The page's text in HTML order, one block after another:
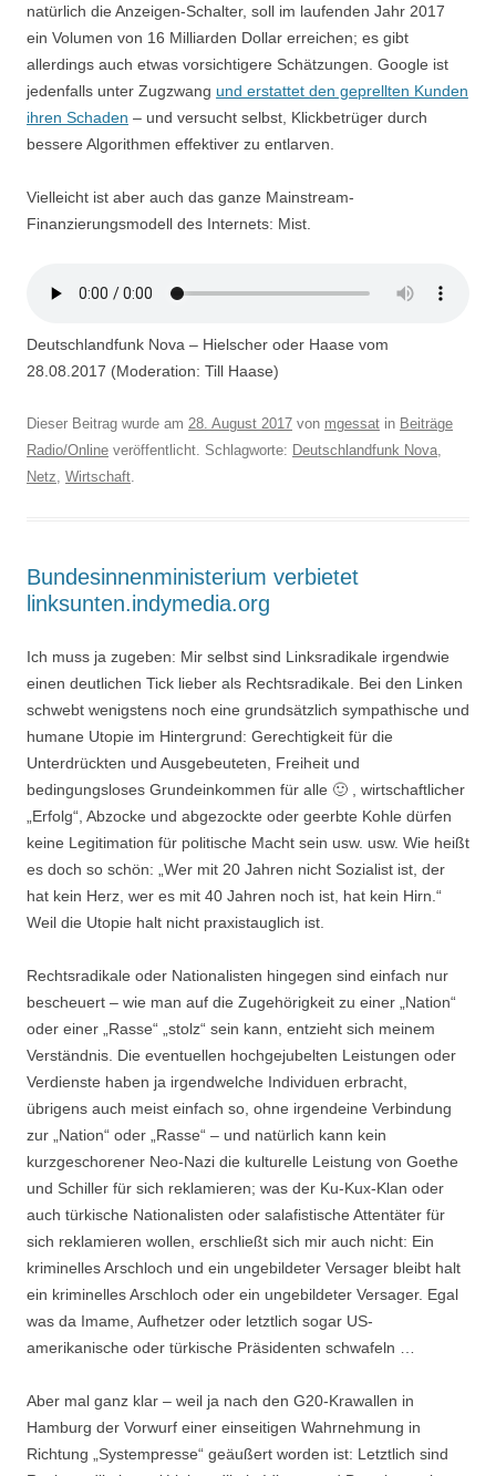
natürlich die Anzeigen-Schalter, soll im laufenden Jahr 2017
ein Volumen von 16 Milliarden Dollar erreichen; es gibt
allerdings auch etwas vorsichtigere Schätzungen. Google ist
jedenfalls unter Zugzwang und erstattet den geprellten Kunden
ihren Schaden – und versucht selbst, Klickbetrüger durch
bessere Algorithmen effektiver zu entlarven.
Vielleicht ist aber auch das ganze Mainstream-
Finanzierungsmodell des Internets: Mist.
Deutschlandfunk Nova – Hielscher oder Haase vom
28.08.2017 (Moderation: Till Haase)
Dieser Beitrag wurde am 28. August 2017 von mgessat in Beiträge
Radio/Online veröffentlicht. Schlagworte: Deutschlandfunk Nova
Netz Wirtschaft
Bundesinnenministerium verbietet
linksunten.indymedia.org
Ich muss ja zugeben: Mir selbst sind Linksradikale irgendwie
einen deutlichen Tick lieber als Rechtsradikale. Bei den Linken
schwebt wenigstens noch eine grundsätzlich sympathische und
humane Utopie im Hintergrund: Gerechtigkeit für die
Unterdrückten und Ausgebeuteten, Freiheit und
bedingungsloses Grundeinkommen für alle 🙂 , wirtschaftlicher
„Erfolg“, Abzocke und abgezockte oder geerbte Kohle dürfen
keine Legitimation für politische Macht sein usw. usw. Wie heißt
es doch so schön: „Wer mit 20 Jahren nicht Sozialist ist, der
hat kein Herz, wer es mit 40 Jahren noch ist, hat kein Hirn.“
Weil die Utopie halt nicht praxistauglich ist.
Rechtsradikale oder Nationalisten hingegen sind einfach nur
bescheuert – wie man auf die Zugehörigkeit zu einer „Nation“
oder einer „Rasse“ „stolz“ sein kann, entzieht sich meinem
Verständnis. Die eventuellen hochgejubelten Leistungen oder
Verdienste haben ja irgendwelche Individuen erbracht,
übrigens auch meist einfach so, ohne irgendeine Verbindung
zur „Nation“ oder „Rasse“ – und natürlich kann kein
kurzgeschorener Neo-Nazi die kulturelle Leistung von Goethe
und Schiller für sich reklamieren; was der Ku-Kux-Klan oder
auch türkische Nationalisten oder salafistische Attentäter für
sich reklamieren wollen, erschließt sich mir auch nicht: Ein
kriminelles Arschloch und ein ungebildeter Versager bleibt halt
ein kriminelles Arschloch oder ein ungebildeter Versager. Egal
was da Imame, Aufhetzer oder letztlich sogar US-
amerikanische oder türkische Präsidenten schwafeln …
Aber mal ganz klar – weil ja nach den G20-Krawallen in
Hamburg der Vorwurf einer einseitigen Wahrnehmung in
Richtung „Systempresse“ geäußert worden ist: Letztlich sind